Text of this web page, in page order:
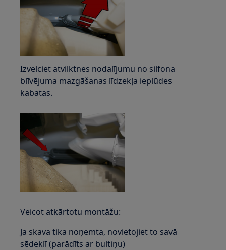
Izvelciet atvilktnes nodalījumu no silfona
blīvējuma mazgāšanas līdzekļa ieplūdes
kabatas.
Veicot atkārtotu montāžu:
Ja skava tika noņemta, novietojiet to savā
sēdeklī (parādīts ar bultiņu)